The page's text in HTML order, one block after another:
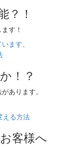
？！
す！
ます。
！？
あります。
客様へ